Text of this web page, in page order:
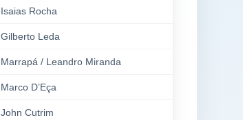
Isaias Rocha
Gilberto Leda
Marrapá / Leandro Miranda
Marco D’Eça
John Cutrim